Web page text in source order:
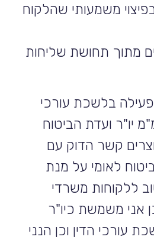
משמעותי שהלקוח
מתוך תחושת שליחות
בלשכת עורכי
יו"ר ועדת הביטוח
קשר הדוק עם
לאומי על מנת
ללקוחות משרדי
אני משמשת כיו"ר
עורכי הדין וכן הנני